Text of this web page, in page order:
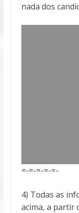
nada dos
=-=-=-=-=-
4) Todas as
acima, a partir